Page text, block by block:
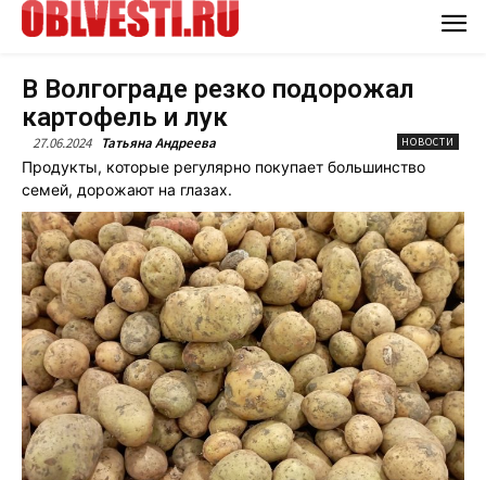
В Волгограде резко подорожал
картофель и лук
27.06.2024 Татьяна Андреева НОВОСТИ
Продукты, которые регулярно покупает большинство
семей, дорожают на глазах.